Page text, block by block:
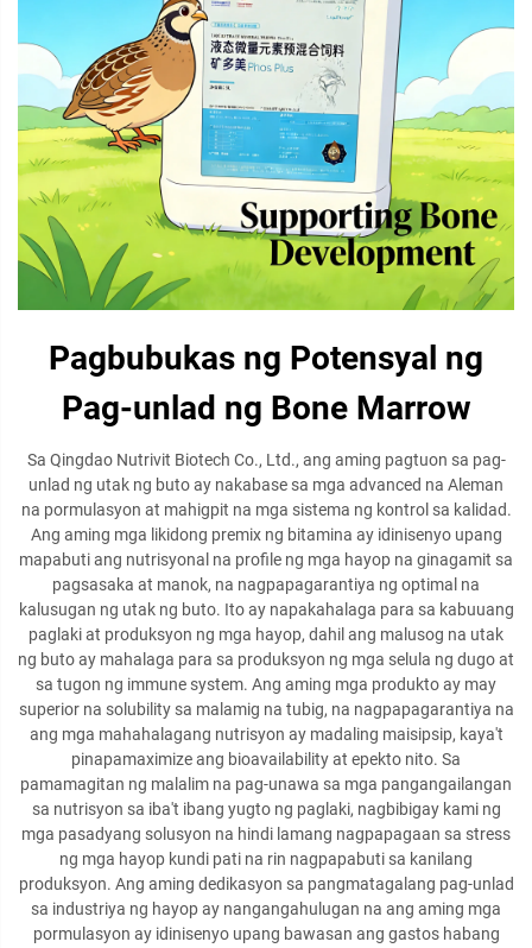
Pagbubukas ng Potensyal ng
Pag-unlad ng Bone Marrow
Sa Qingdao Nutrivit Biotech Co., Ltd., ang aming pagtuon sa pag-
unlad ng utak ng buto ay nakabase sa mga advanced na Aleman
na pormulasyon at mahigpit na mga sistema ng kontrol sa kalidad.
Ang aming mga likidong premix ng bitamina ay idinisenyo upang
mapabuti ang nutrisyonal na profile ng mga hayop na ginagamit sa
pagsasaka at manok, na nagpapagarantiya ng optimal na
kalusugan ng utak ng buto. Ito ay napakahalaga para sa kabuuang
paglaki at produksyon ng mga hayop, dahil ang malusog na utak
ng buto ay mahalaga para sa produksyon ng mga selula ng dugo at
sa tugon ng immune system. Ang aming mga produkto ay may
superior na solubility sa malamig na tubig, na nagpapagarantiya na
ang mga mahahalagang nutrisyon ay madaling maisipsip, kaya't
pinapamaximize ang bioavailability at epekto nito. Sa
pamamagitan ng malalim na pag-unawa sa mga pangangailangan
sa nutrisyon sa iba't ibang yugto ng paglaki, nagbibigay kami ng
mga pasadyang solusyon na hindi lamang nagpapagaan sa stress
ng mga hayop kundi pati na rin nagpapabuti sa kanilang
produksyon. Ang aming dedikasyon sa pangmatagalang pag-unlad
sa industriya ng hayop ay nangangahulugan na ang aming mga
pormulasyon ay idinisenyo upang bawasan ang gastos habang